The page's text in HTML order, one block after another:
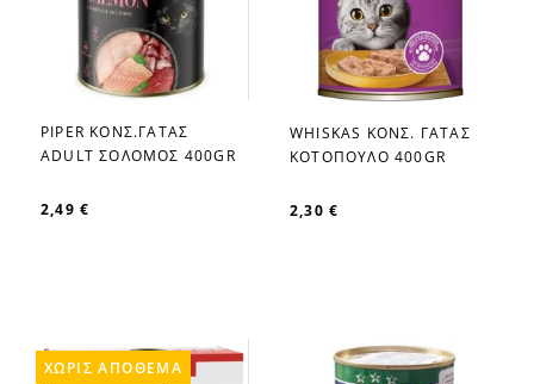
favorite_border
PIPER ΚΟΝΣ.ΓΑΤΑΣ
ADULT ΣΟΛΟΜΟΣ 400GR
2,49 €
favorite_border
WHISKAS ΚΟΝΣ. ΓΑΤΑΣ
ΚΟΤΟΠΟΥΛΟ 400GR
2,30 €
ΧΩΡΊΣ ΑΠΌΘΕΜΑ